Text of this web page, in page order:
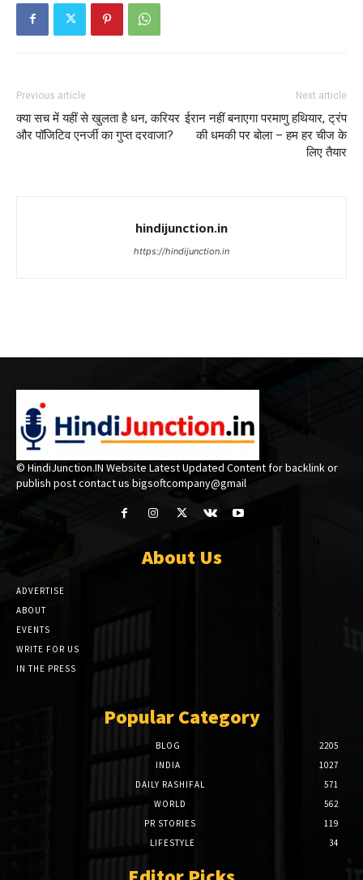
Previous article
क्या सच में यहीं से खुलता है धन, करियर
और पॉजिटिव एनर्जी का गुप्त दरवाजा?
Next article
ईरान नहीं बनाएगा परमाणु हथियार, ट्रंप
की धमकी पर बोला – हम हर चीज के
लिए तैयार
hindijunction.in
https://hindijunction.in
© HindiJunction.IN Website Latest Updated Content for backlink or
publish post contact us bigsoftcompany@gmail
About Us
ADVERTISE
ABOUT
EVENTS
WRITE FOR US
IN THE PRESS
Popular Category
BLOG
2205
INDIA
1027
DAILY RASHIFAL
571
WORLD
562
PR STORIES
119
LIFESTYLE
34